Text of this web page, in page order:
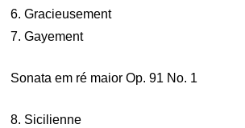
6. Gracieusement
7. Gayement
Sonata em ré maior Op. 91 No. 1
8. Sicilienne